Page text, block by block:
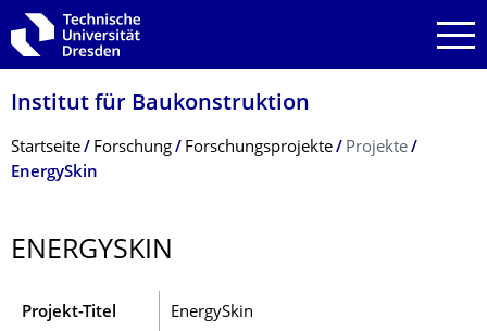
Zur Hauptnavigation springen
Zur Suche springen
Zum Inhalt springen
Institut für Baukonstruktion
Breadcrumb-Menü
Startseite Forschung Forschungsprojekte
Projekte
EnergySkin
ENERGYSKIN
Projekt-Titel EnergySkin